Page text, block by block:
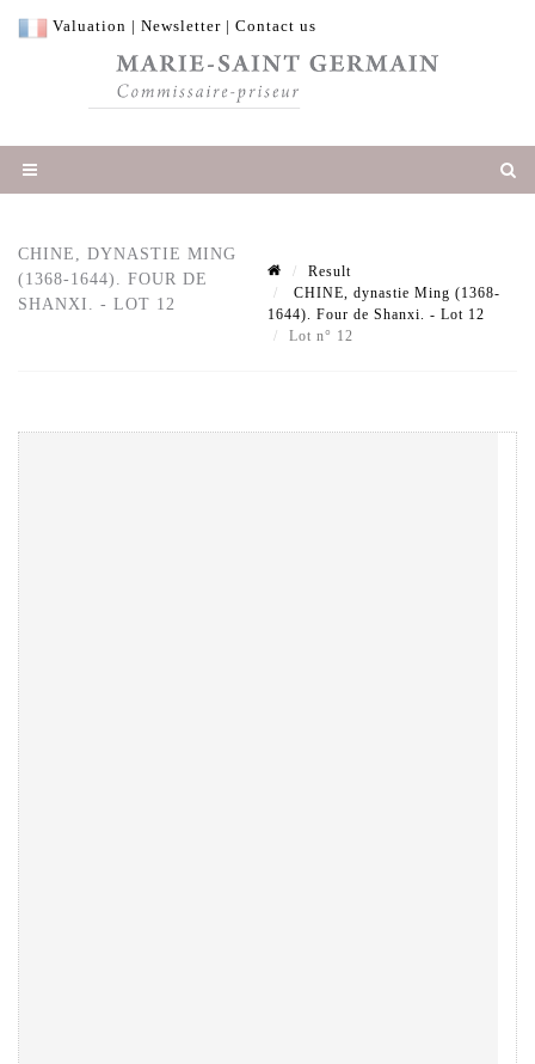
Valuation | Newsletter | Contact us
CHINE, DYNASTIE MING
(1368-1644). FOUR DE
SHANXI. - LOT 12
Result
CHINE, dynastie Ming (1368-
1644). Four de Shanxi. - Lot 12
Lot n° 12